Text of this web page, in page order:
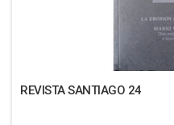
REVISTA SANTIAGO 24